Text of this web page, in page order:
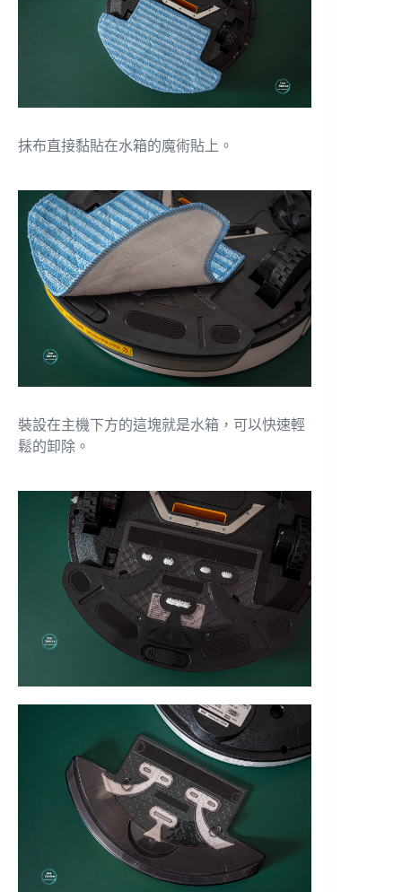
抹布直接黏貼在水箱的魔術貼上。
裝設在主機下方的這塊就是水箱，可以快速輕
鬆的卸除。